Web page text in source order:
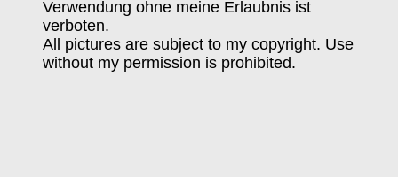
Verwendung ohne meine Erlaubnis ist
verboten.
All pictures are subject to my copyright. Use
without my permission is prohibited.